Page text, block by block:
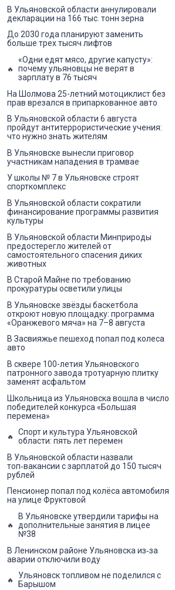
В Ульяновской области аннулировали
декларации на 166 тыс. тонн зерна
До 2030 года планируют заменить
больше трех тысяч лифтов
«Одни едят мясо, другие капусту»:
почему ульяновцы не верят в
зарплату в 76 тысяч
На Шолмова 25-летний мотоциклист без
прав врезался в припаркованное авто
В Ульяновской области 6 августа
пройдут антитеррористические учения:
что нужно знать жителям
В Ульяновске вынесли приговор
участникам нападения в трамвае
У школы № 7 в Ульяновске строят
спорткомплекс
В Ульяновской области сократили
финансирование программы развития
культуры
В Ульяновской области Минприроды
предостерегло жителей от
самостоятельного спасения диких
животных
В Старой Майне по требованию
прокуратуры осветили улицы
В Ульяновске звёзды баскетбола
откроют новую площадку: программа
«Оранжевого мяча» на 7–8 августа
В Засвияжье пешеход попал под колеса
авто
В сквере 100-летия Ульяновского
патронного завода тротуарную плитку
заменят асфальтом
Школьница из Ульяновска вошла в число
победителей конкурса «Большая
перемена»
Спорт и культура Ульяновской
области: пять лет перемен
В Ульяновской области назвали
топ‑вакансии с зарплатой до 150 тысяч
рублей
Пенсионер попал под колёса автомобиля
на улице Фруктовой
В Ульяновске утвердили тарифы на
дополнительные занятия в лицее
№38
В Ленинском районе Ульяновска из‑за
аварии отключили воду
Ульяновск топливом не поделился с
Барышом